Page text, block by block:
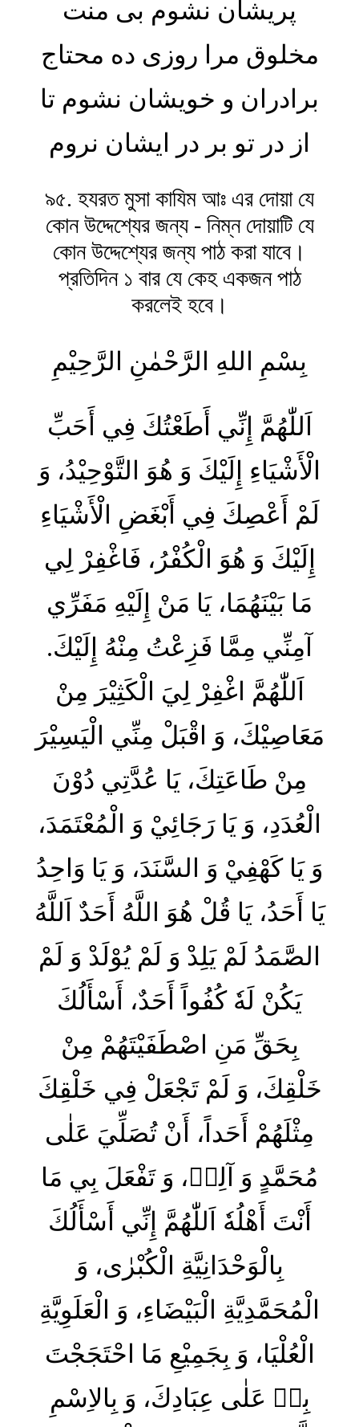
پریشان نشوم بی منت
مخلوق مرا روزی ده محتاج
برادران و خویشان نشوم تا
از در تو بر در ایشان نروم
৯৫. হযরত মুসা কাযিম আঃ এর দোয়া যে
কোন উদ্দেশ্যের জন্য - নিম্ন দোয়াটি যে
কোন উদ্দেশ্যের জন্য পাঠ করা যাবে।
প্রতিদিন ১ বার যে কেহ একজন পাঠ
করলেই হবে।
بِسْمِ اللهِ الرَّحْمٰنِ الرَّحِیْمِ
اَللّٰهُمَّ إِنِّي أَطَعْتُكَ فِي أَحَبِّ
الْأَشْيَاءِ إِلَيْكَ وَ هُوَ التَّوْحِيْدُ، وَ
لَمْ أَعْصِكَ فِي أَبْغَضِ الْأَشْيَاءِ
إِلَيْكَ وَ هُوَ الْكُفْرُ، فَاغْفِرْ لِي
مَا بَيْنَهُمَا، يَا مَنْ إِلَيْهِ مَفَرِّي
آمِنِّي مِمَّا فَزِعْتُ مِنْهُ إِلَيْكَ.
اَللّٰهُمَّ اغْفِرْ لِيَ الْكَثِيْرَ مِنْ
مَعَاصِيْكَ، وَ اقْبَلْ مِنِّي الْيَسِيْرَ
مِنْ طَاعَتِكَ‏، يَا عُدَّتِي دُوْنَ
الْعُدَدِ، وَ يَا رَجَائِيْ وَ الْمُعْتَمَدَ،
وَ يَا كَهْفِيْ وَ السَّنَدَ، وَ يَا وَاحِدُ
يَا أَحَدُ، يَا قُلْ هُوَ اللَّهُ أَحَدٌ اَللَّهُ
الصَّمَدُ لَمْ يَلِدْ وَ لَمْ يُوْلَدْ وَ لَمْ
يَكُنْ لَهٗ كُفُواً أَحَدٌ، أَسْأَلُكَ
بِحَقِّ مَنِ اصْطَفَيْتَهُمْ مِنْ
خَلْقِكَ، وَ لَمْ تَجْعَلْ فِي خَلْقِكَ
مِثْلَهُمْ أَحَداً، أَنْ تُصَلِّيَ عَلٰى
مُحَمَّدٍ وَ آلِهٖ، وَ تَفْعَلَ بِي مَا
أَنْتَ أَهْلُهٗ اَللّٰهُمَّ إِنِّي أَسْأَلُكَ
بِالْوَحْدَانِيَّةِ الْكُبْرٰى، وَ
الْمُحَمَّدِيَّةِ الْبَيْضَاءِ، وَ الْعَلَوِيَّةِ
الْعُلْيَا، وَ بِجَمِيْعِ مَا احْتَجَجْتَ
بِهٖ عَلٰى عِبَادِكَ، وَ بِالاِسْمِ